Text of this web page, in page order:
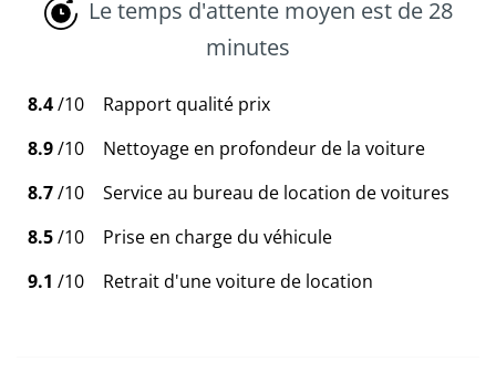
Le temps d'attente moyen est de 28
minutes
8.4/10
Rapport qualité prix
8.9/10
Nettoyage en profondeur de la voiture
8.7/10
Service au bureau de location de voitures
8.5/10
Prise en charge du véhicule
9.1 /10 Retrait d'une voiture de location